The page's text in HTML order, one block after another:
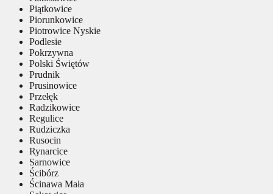
Piątkowice
Piorunkowice
Piotrowice Nyskie
Podlesie
Pokrzywna
Polski Świętów
Prudnik
Prusinowice
Przełęk
Radzikowice
Regulice
Rudziczka
Rusocin
Rynarcice
Sarnowice
Ścibórz
Ścinawa Mała